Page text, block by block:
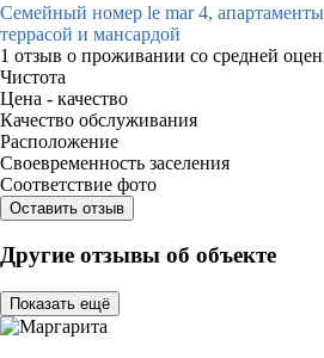
Семейный номер le mar 4,
террасой и мансардой
1 отзыв о проживании со средней
Чистота
Цена - качество
Качество обслуживания
Расположение
Своевременность заселения
Соответствие фото
Оставить отзыв
Другие отзывы об объекте
Показать ещё